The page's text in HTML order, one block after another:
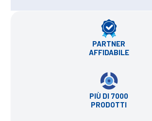
PARTNER
AFFIDABILE
PIÙ DI 7000
PRODOTTI